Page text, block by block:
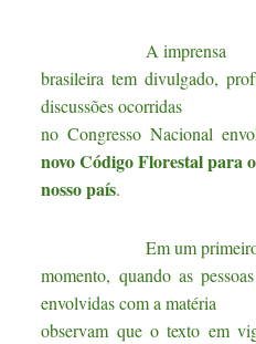
A imprensa
brasileira tem divulgado,
discussões ocorridas
no Congresso Nacional
novo Código Florestal para o
nosso país.
Em um
momento, quando as
envolvidas com a matéria
observam que o texto em